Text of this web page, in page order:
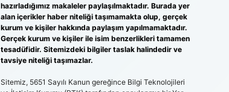
hazırladığımız makaleler paylaşılmaktadır. Burada yer
alan içerikler haber niteliği taşımamakta olup, gerçek
kurum ve kişiler hakkında paylaşım yapılmamaktadır.
Gerçek kurum ve kişiler ile isim benzerlikleri tamamen
tesadüfidir. Sitemizdeki bilgiler taslak halindedir ve
tavsiye niteliği taşımazlar.
Sitemiz, 5651 Sayılı Kanun gereğince Bilgi Teknolojileri